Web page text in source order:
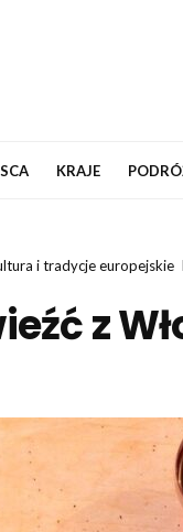
KRAJE
i tradycje europejskie
z